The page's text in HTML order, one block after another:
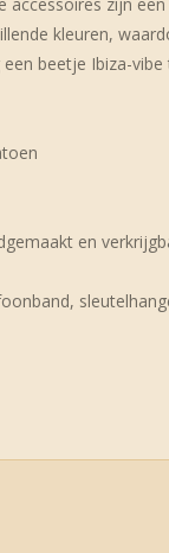
kleuren,
beetje Ibiza-
en